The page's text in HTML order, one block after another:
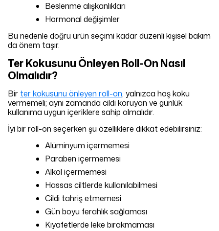
Beslenme alışkanlıkları
Hormonal değişimler
Bu nedenle doğru ürün seçimi kadar düzenli kişisel bakım
da önem taşır.
Ter Kokusunu Önleyen Roll-On Nasıl
Olmalıdır?
Bir ter kokusunu önleyen roll-on, yalnızca hoş koku
vermemeli; aynı zamanda cildi koruyan ve günlük
kullanıma uygun içeriklere sahip olmalıdır.
İyi bir roll-on seçerken şu özelliklere dikkat edebilirsiniz:
Alüminyum içermemesi
Paraben içermemesi
Alkol içermemesi
Hassas ciltlerde kullanılabilmesi
Cildi tahriş etmemesi
Gün boyu ferahlık sağlaması
Kıyafetlerde leke bırakmaması